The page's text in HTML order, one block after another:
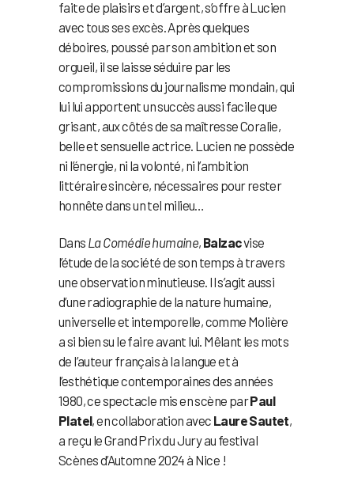
faite de plaisirs et d’argent, s’offre à Lucien
avec tous ses excès. Après quelques
déboires, poussé par son ambition et son
orgueil, il se laisse séduire par les
compromissions du journalisme mondain, qui
lui lui apportent un succès aussi facile que
grisant, aux côtés de sa maîtresse Coralie,
belle et sensuelle actrice. Lucien ne possède
ni l’énergie, ni la volonté, ni l’ambition
littéraire sincère, nécessaires pour rester
honnête dans un tel milieu…
Dans La Comédie humaine, Balzacvise
l’étude de la société de son temps à travers
une observation minutieuse. Il s’agit aussi
d’une radiographie de la nature humaine,
universelle et intemporelle, comme Molière
a si bien su le faire avant lui. Mêlant les mots
de l’auteur français à la langue et à
l’esthétique contemporaines des années
1980, ce spectacle mis en scène parPaul
Platel, en collaboration avec Laure Sautet,
a reçu le Grand Prix du Jury au festival
Scènes d’Automne 2024 à Nice !